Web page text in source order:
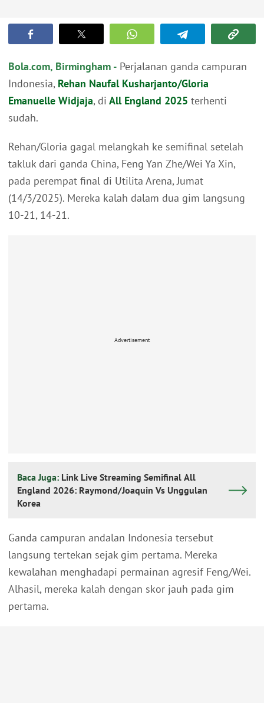
Bola.com, Birmingham - Perjalanan ganda campuran
Indonesia, Rehan Naufal Kusharjanto/Gloria
Emanuelle Widjaja, di All England 2025 terhenti
sudah.
Rehan/Gloria gagal melangkah ke semifinal setelah
takluk dari ganda China, Feng Yan Zhe/Wei Ya Xin,
pada perempat final di Utilita Arena, Jumat
(14/3/2025). Mereka kalah dalam dua gim langsung
10-21, 14-21.
Advertisement
Baca Juga: Link Live Streaming Semifinal All
England 2026: Raymond/Joaquin Vs Unggulan
Korea
Ganda campuran andalan Indonesia tersebut
langsung tertekan sejak gim pertama. Mereka
kewalahan menghadapi permainan agresif Feng/Wei.
Alhasil, mereka kalah dengan skor jauh pada gim
pertama.